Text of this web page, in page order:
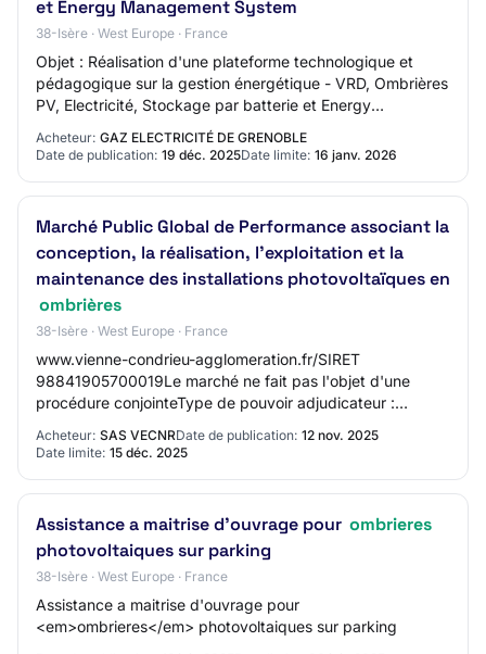
et Energy Management System
38-Isère · West Europe · France
Objet : Réalisation d'une plateforme technologique et
pédagogique sur la gestion énergétique - VRD, Ombrières
PV, Electricité, Stockage par batterie et Energy
Management System Réference acheteur : 2…
Acheteur: GAZ ELECTRICITÉ DE GRENOBLE
Date de publication: 19 déc. 2025Date limite: 16 janv. 2026
Marché Public Global de Performance associant la
conception, la réalisation, l'exploitation et la
maintenance des installations photovoltaïques en
ombrières
38-Isère · West Europe · France
www.vienne-condrieu-agglomeration.fr/SIRET
98841905700019Le marché ne fait pas l'objet d'une
procédure conjointeType de pouvoir adjudicateur :
Acheteur: SAS VECNRDate de publication: 12 nov. 2025
Date limite: 15 déc. 2025
Assistance a maitrise d'ouvrage pour ombrieres
photovoltaiques sur parking
38-Isère · West Europe · France
Assistance a maitrise d'ouvrage pour
<em>ombrieres</em> photovoltaiques sur parking